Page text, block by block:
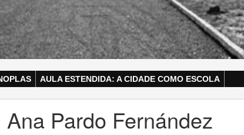
AULA ESTENDIDA: A CIDADE COMO ESCOLA
Pardo Fernández